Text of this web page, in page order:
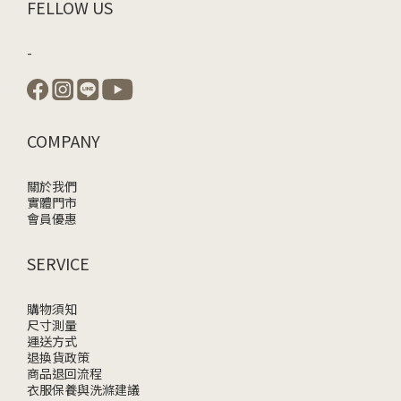
FELLOW US
-
COMPANY
關於我們
實體門市
會員優惠
SERVICE
購物須知
尺寸測量
運送方式
退換貨政策
商品退回流程
衣服保養與洗滌建議